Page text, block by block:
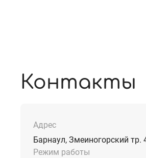
Контакты
Адрес
Барнаул, Змеиногорский тр.
Режим работы